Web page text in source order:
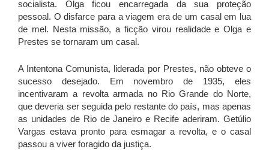
socialista. Olga ficou encarregada da sua proteção
pessoal. O disfarce para a viagem era de um casal em lua
de mel. Nesta missão, a ficção virou realidade e Olga e
Prestes se tornaram um casal.
A Intentona Comunista, liderada por Prestes, não obteve o
sucesso desejado. Em novembro de 1935, eles
incentivaram a revolta armada no Rio Grande do Norte,
que deveria ser seguida pelo restante do país, mas apenas
as unidades de Rio de Janeiro e Recife aderiram. Getúlio
Vargas estava pronto para esmagar a revolta, e o casal
passou a viver foragido da justiça.